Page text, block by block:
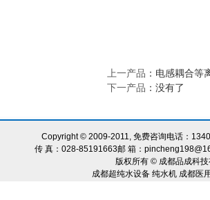
上一产品 ： 电感耦合等
下一产品 ：没有了
Copyright © 2009-2011, 免费咨询电话：
传 真：028-85191663邮 箱：
版权所有 © 成都品成科
成都超纯水设备 纯水机 成都医